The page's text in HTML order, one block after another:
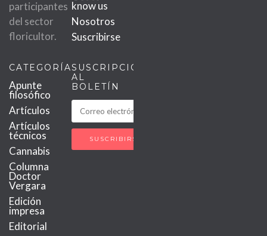
participantes
del sector
floricultor.
know us
Nosotros
Suscribirse
CATEGORÍAS
Apunte
filosófico
Artículos
Artículos
técnicos
Cannabis
Columna
Doctor
Vergara
Edición
impresa
Editorial
SUSCRIPCIÓN
AL
BOLETÍN